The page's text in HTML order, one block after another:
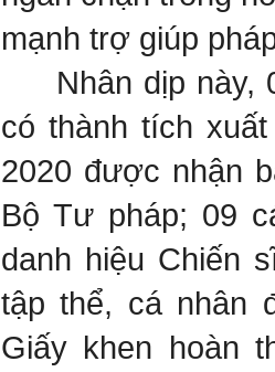
mạnh trợ giúp
Nhân dịp này,
có thành tích
2020 được nhận
Bộ Tư pháp; 09
danh hiệu Chiến
tập thể, cá nhân
Giấy khen hoàn